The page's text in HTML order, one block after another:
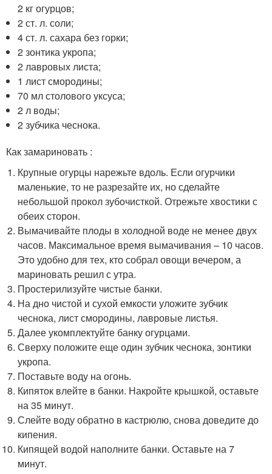
2 кг огурцов;
2 ст. л. соли;
4 ст. л. сахара без горки;
2 зонтика укропа;
2 лавровых листа;
1 лист смородины;
70 мл столового уксуса;
2 л воды;
2 зубчика чеснока.
Как замариновать :
Крупные огурцы нарежьте вдоль. Если огурчики
маленькие, то не разрезайте их, но сделайте
небольшой прокол зубочисткой. Отрежьте хвостики с
обеих сторон.
Вымачивайте плоды в холодной воде не менее двух
часов. Максимальное время вымачивания – 10 часов.
Это удобно для тех, кто собрал овощи вечером, а
мариновать решил с утра.
Простерилизуйте чистые банки.
На дно чистой и сухой емкости уложите зубчик
чеснока, лист смородины, лавровые листья.
Далее укомплектуйте банку огурцами.
Сверху положите еще один зубчик чеснока, зонтики
укропа.
Поставьте воду на огонь.
Кипяток влейте в банки. Накройте крышкой, оставьте
на 35 минут.
Слейте воду обратно в кастрюлю, снова доведите до
кипения.
Кипящей водой наполните банки. Оставьте на 7
минут.